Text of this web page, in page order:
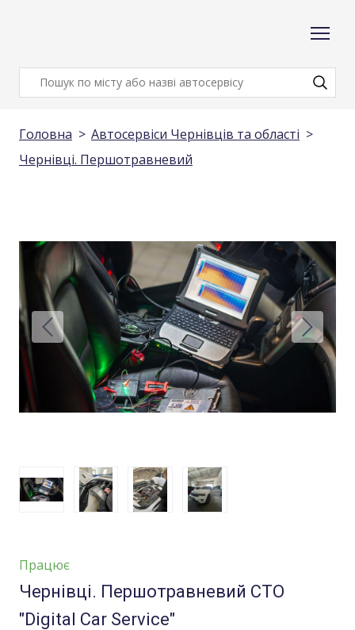
Головна
Автосервіси Чернівців та області
Чернівці. Першотравневий
Працює
Чернівці. Першотравневий СТО
"Digital Car Service"